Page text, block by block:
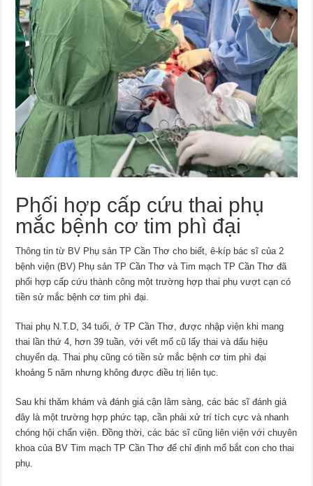
Phối hợp cấp cứu thai phụ
mắc bệnh cơ tim phì đại
Thông tin từ BV Phụ sản TP Cần Thơ cho biết, ê-kíp bác sĩ của 2
bệnh viện (BV) Phụ sản TP Cần Thơ và Tim mạch TP Cần Thơ đã
phối hợp cấp cứu thành công một trường hợp thai phụ vượt cạn có
tiền sử mắc bệnh cơ tim phì đại.
Thai phụ N.T.D, 34 tuổi, ở TP Cần Thơ, được nhập viện khi mang
thai lần thứ 4, hơn 39 tuần, với vết mổ cũ lấy thai và dấu hiệu
chuyển dạ. Thai phụ cũng có tiền sử mắc bệnh cơ tim phì đại
khoảng 5 năm nhưng không được điều trị liên tục.
Sau khi thăm khám và đánh giá cận lâm sàng, các bác sĩ đánh giá
đây là một trường hợp phức tạp, cần phải xử trí tích cực và nhanh
chóng hội chẩn viện. Đồng thời, các bác sĩ cũng liên viện với chuyên
khoa của BV Tim mạch TP Cần Thơ để chỉ định mổ bắt con cho thai
phụ.